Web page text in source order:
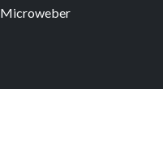
Microweber